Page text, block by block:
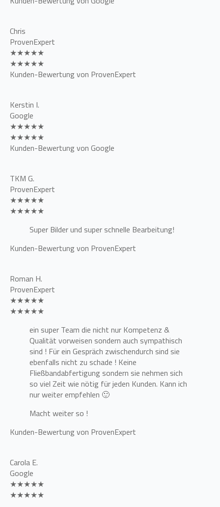
Chris
ProvenExpert
★★★★★
★★★★★
Kunden-Bewertung von ProvenExpert
Kerstin I.
Google
★★★★★
★★★★★
Kunden-Bewertung von Google
TKM G.
ProvenExpert
★★★★★
★★★★★
Super Bilder und super schnelle Bearbeitung!
Kunden-Bewertung von ProvenExpert
Roman H.
ProvenExpert
★★★★★
★★★★★
ein super Team die nicht nur Kompetenz &
Qualität vorweisen sondern auch sympathisch
sind ! Für ein Gespräch zwischendurch sind sie
ebenfalls nicht zu schade ! Keine
Fließbandabfertigung sondern sie nehmen sich
so viel Zeit wie nötig für jeden Kunden. Kann ich
nur weiter empfehlen 🙂
Macht weiter so !
Kunden-Bewertung von ProvenExpert
Carola E.
Google
★★★★★
★★★★★